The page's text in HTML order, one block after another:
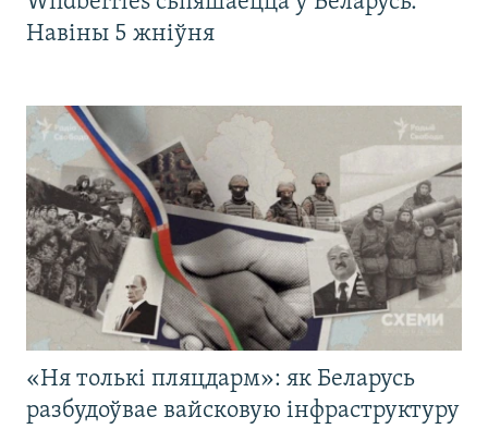
Навіны 5 жніўня
«Ня толькі пляцдарм»: як Беларусь
разбудоўвае вайсковую інфраструктуру